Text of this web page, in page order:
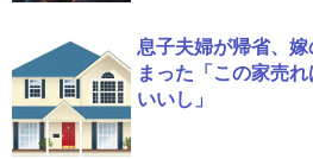
息子夫婦が帰省、
まった「この家売
いいし」